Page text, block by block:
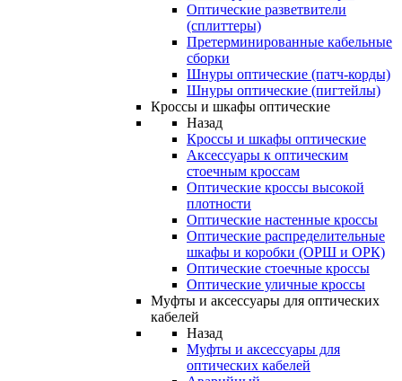
Оптические разветвители
(сплиттеры)
Претерминированные кабельные
сборки
Шнуры оптические (патч-корды)
Шнуры оптические (пигтейлы)
Кроссы и шкафы оптические
Назад
Кроссы и шкафы оптические
Аксессуары к оптическим
стоечным кроссам
Оптические кроссы высокой
плотности
Оптические настенные кроссы
Оптические распределительные
шкафы и коробки (ОРШ и ОРК)
Оптические стоечные кроссы
Оптические уличные кроссы
Муфты и аксессуары для оптических
кабелей
Назад
Муфты и аксессуары для
оптических кабелей